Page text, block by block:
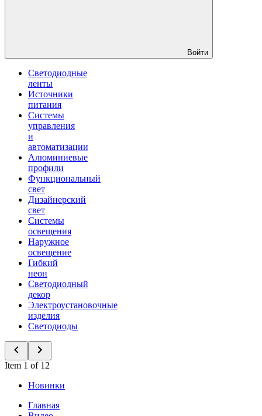
Войти
Светодиодные
ленты
Источники
питания
Системы
управления
и
автоматизации
Алюминиевые
профили
Функциональный
свет
Дизайнерский
свет
Системы
освещения
Наружное
освещение
Гибкий
неон
Светодиодный
декор
Электроустановочные
изделия
Светодиоды
Item 1 of 12
Новинки
Главная